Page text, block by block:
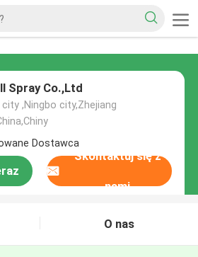
Spray Co.,Ltd
,Ningbo city,Zhejiang
Dostawca
Skontaktuj się z
nami
O nas